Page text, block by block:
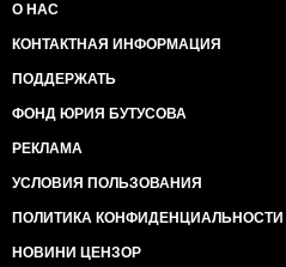
О НАС
КОНТАКТНАЯ ИНФОРМАЦИЯ
ПОДДЕРЖАТЬ
ФОНД ЮРИЯ БУТУСОВА
РЕКЛАМА
УСЛОВИЯ ПОЛЬЗОВАНИЯ
ПОЛИТИКА КОНФИДЕНЦИАЛЬНОСТИ
НОВИНИ ЦЕНЗОР